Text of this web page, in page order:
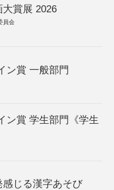
賞展 2026
員会
ン賞 一般部門
ン賞 学生部門《学生
じる漢字あそび